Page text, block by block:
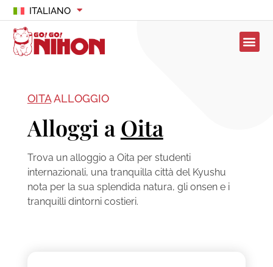
ITALIANO
OITAALLOGGIO
Alloggi a Oita
Trova un alloggio a Oita per studenti
internazionali, una tranquilla città del Kyushu
nota per la sua splendida natura, gli onsen e i
tranquilli dintorni costieri.